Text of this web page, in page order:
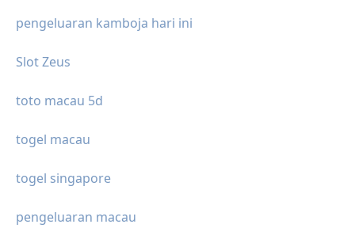
pengeluaran kamboja hari ini
Slot Zeus
toto macau 5d
togel macau
togel singapore
pengeluaran macau